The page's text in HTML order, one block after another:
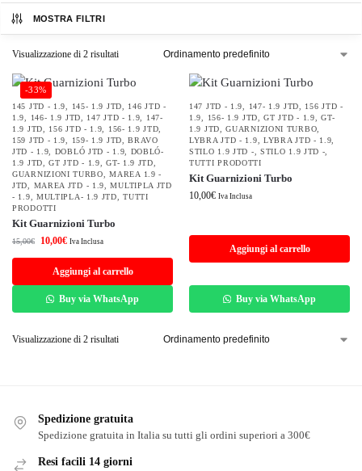
MOSTRA FILTRI
Visualizzazione di 2 risultati
-33%
145 JTD - 1.9 145- 1.9 JTD
146 JTD -
1.9
146- 1.9 JTD 147 JTD - 1.9
147-
1.9 JTD
156 JTD - 1.9 156- 1.9 JTD
159 JTD - 1.9
159- 1.9 JTD ,BRAVO
JTD - 1.9
DOBLÓ JTD - 1.9
DOBLÓ-
1.9 JTD ,GT JTD - 1.9 ,GT- 1.9 JTD
GUARNIZIONI TURBO ,MAREA 1.9 -
JTD
MAREA JTD - 1.9 ,MULTIPLA JTD
- 1.9
MULTIPLA- 1.9 JTD ,TUTTI
PRODOTTI
Kit Guarnizioni Turbo
15,00€ 10,00€ Iva Inclusa
Aggiungi al carrello
Buy via WhatsApp
147 JTD - 1.9 147- 1.9 JTD
156 JTD -
1.9
156- 1.9 JTD ,GT JTD - 1.9 ,GT-
1.9 JTD ,GUARNIZIONI TURBO
LYBRA JTD - 1.9
LYBRA JTD - 1.9
STILO 1.9 JTD -
STILO 1.9 JTD -
TUTTI PRODOTTI
Kit Guarnizioni Turbo
10,00€ Iva Inclusa
Aggiungi al carrello
Buy via WhatsApp
Visualizzazione di 2 risultati
Spedizione gratuita
Spedizione gratuita in Italia su tutti gli ordini superiori a 300€
Resi facili 14 giorni